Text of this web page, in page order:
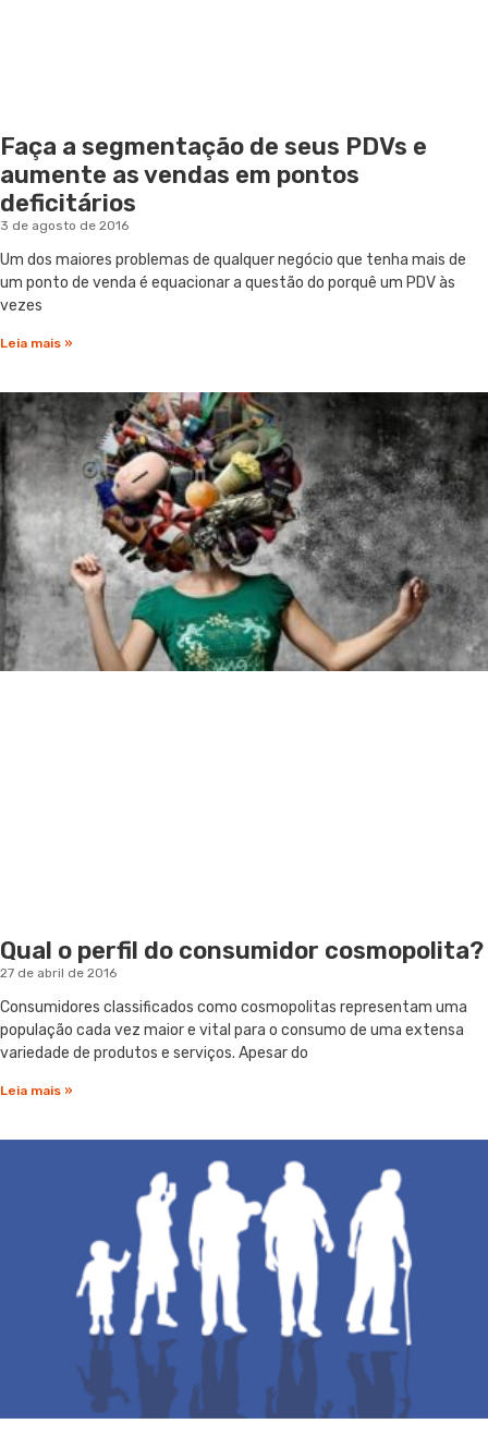
Faça a segmentação de seus PDVs e
aumente as vendas em pontos
deficitários
3 de agosto de 2016
Um dos maiores problemas de qualquer negócio que tenha mais de
um ponto de venda é equacionar a questão do porquê um PDV às
vezes
Leia mais »
Qual o perfil do consumidor cosmopolita?
27 de abril de 2016
Consumidores classificados como cosmopolitas representam uma
população cada vez maior e vital para o consumo de uma extensa
variedade de produtos e serviços. Apesar do
Leia mais »